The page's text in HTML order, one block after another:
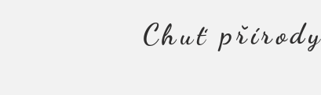
Chuť přírody